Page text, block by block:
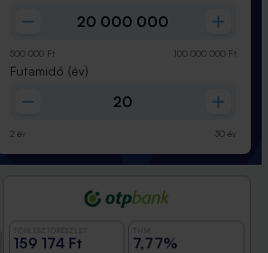
500 000 Ft 100 000 000 Ft
Futamidő (év)
2 év 30 év
159 174 Ft 7,77%